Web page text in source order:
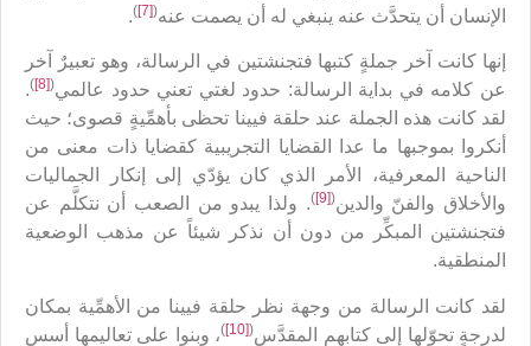
الإنسان أن يتحدَّث عنه ينبغي له أن يصمت عنه(
[7]
)
.
إنها كانت آخر جملةٍ كتبها فتجنشتين في الرسالة، وهو تعبيرٌ آخر
عن كلامه في بداية الرسالة: حدود لغتي تعني حدود عالمي(
[8]
)
.
لقد كانت هذه الجملة عند حلقة فيينا تحظى بأهمِّيةٍ قصوى؛ حيث
أنكروا بموجبها ما عدا القضايا التجريبية كقضايا ذات معنى من
الناحية المعرفية، الأمر الذي كان يؤدّي إلى إنكار الجماليات
والأخلاق والفنّ والدين(
[9]
). ولذا يبدو من الصعب أن نتكلَّم عن
فتجنشتين المبكِّر من دون أن نذكر شيئاً عن مذهب الوضعية
المنطقية.
لقد كانت الرسالة من وجهة نظر حلقة فيينا من الأهمِّية بمكان
لدرجةٍ تحوّلها إلى كتابهم المقدَّس(
[10]
)، وبنوا على تعاليمها أسس